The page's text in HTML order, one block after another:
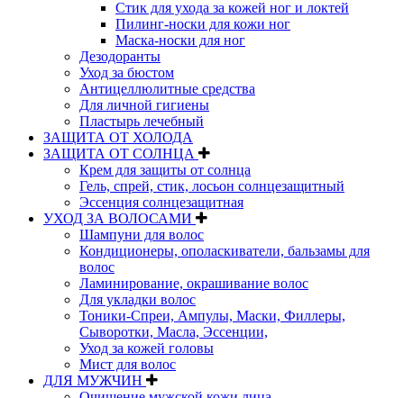
Стик для ухода за кожей ног и локтей
Пилинг-носки для кожи ног
Маска-носки для ног
Дезодоранты
Уход за бюстом
Антицеллюлитные средства
Для личной гигиены
Пластырь лечебный
ЗАЩИТА ОТ ХОЛОДА
ЗАЩИТА ОТ СОЛНЦА
Крем для защиты от солнца
Гель, спрей, стик, лосьон солнцезащитный
Эссенция солнцезащитная
УХОД ЗА ВОЛОСАМИ
Шампуни для волос
Кондиционеры, ополаскиватели, бальзамы для
волос
Ламинирование, окрашивание волос
Для укладки волос
Тоники-Спреи, Ампулы, Маски, Филлеры,
Сыворотки, Масла, Эссенции,
Уход за кожей головы
Мист для волос
ДЛЯ МУЖЧИН